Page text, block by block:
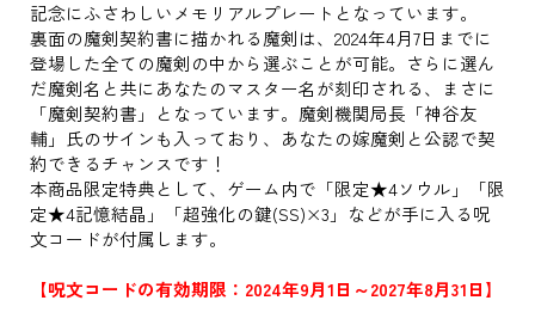
記念にふさわしいメモリアルプレートとなっています。
裏面の魔剣契約書に描かれる魔剣は、2024年4月7日までに
登場した全ての魔剣の中から選ぶことが可能。さらに選ん
だ魔剣名と共にあなたのマスター名が刻印される、まさに
「魔剣契約書」となっています。魔剣機関局長「神谷友
輔」氏のサインも入っており、あなたの嫁魔剣と公認で契
約できるチャンスです！
本商品限定特典として、ゲーム内で「限定★4ソウル」「限
定★4記憶結晶」「超強化の鍵(SS)×3」などが手に入る呪
文コードが付属します。
【呪文コードの有効期限：2024年9月1日～2027年8月31日】